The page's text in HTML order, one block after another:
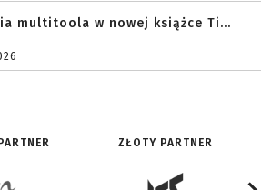
multitoola w nowej książce Ti...
ZŁOTY PARTNER